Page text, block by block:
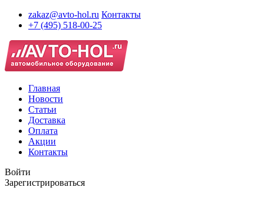
zakaz@avto-hol.ru Контакты
+7 (495) 518-00-25
Главная
Новости
Статьи
Доставка
Оплата
Акции
Контакты
Войти
Зарегистрироваться